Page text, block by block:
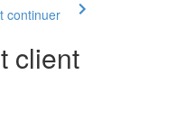
continuer
client